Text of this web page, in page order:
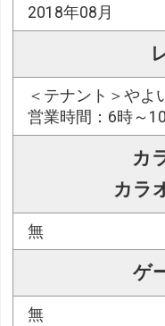
2018年08月
＜テナント＞やよ
営業時間：6時～
カ
カラ
無
ゲ
無